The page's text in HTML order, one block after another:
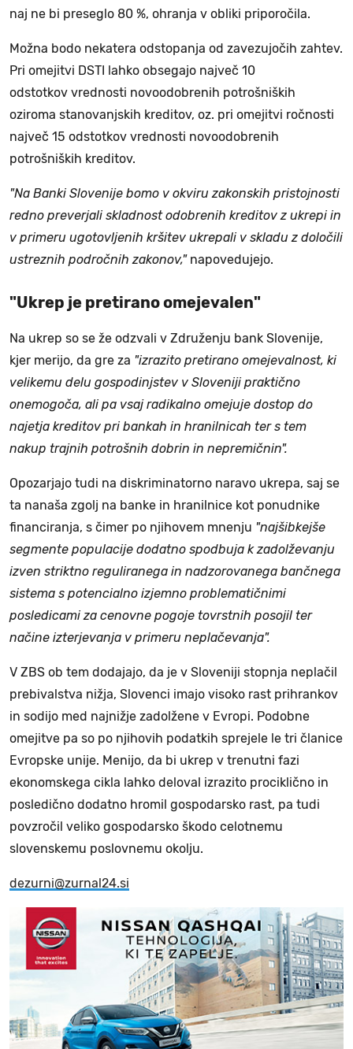
naj ne bi preseglo 80 %, ohranja v obliki priporočila.
Možna bodo nekatera odstopanja od zavezujočih zahtev.
Pri omejitvi DSTI lahko obsegajo največ 10
odstotkov vrednosti novoodobrenih potrošniških
oziroma stanovanjskih kreditov, oz. pri omejitvi ročnosti
največ 15 odstotkov vrednosti novoodobrenih
potrošniških kreditov.
"Na Banki Slovenije bomo v okviru zakonskih pristojnosti
redno preverjali skladnost odobrenih kreditov z ukrepi in
v primeru ugotovljenih kršitev ukrepali v skladu z določili
ustreznih področnih zakonov,"napovedujejo.
"Ukrep je pretirano omejevalen"
Na ukrep so se že odzvali v Združenju bank Slovenije,
kjer merijo, da gre za "izrazito pretirano omejevalnost, ki
velikemu delu gospodinjstev v Sloveniji praktično
onemogoča, ali pa vsaj radikalno omejuje dostop do
najetja kreditov pri bankah in hranilnicah ter s tem
nakup trajnih potrošnih dobrin in nepremičnin".
Opozarjajo tudi na diskriminatorno naravo ukrepa, saj se
ta nanaša zgolj na banke in hranilnice kot ponudnike
financiranja, s čimer po njihovem mnenju "najšibkejše
segmente populacije dodatno spodbuja k zadolževanju
izven striktno reguliranega in nadzorovanega bančnega
sistema s potencialno izjemno problematičnimi
posledicami za cenovne pogoje tovrstnih posojil ter
načine izterjevanja v primeru neplačevanja".
V ZBS ob tem dodajajo, da je v Sloveniji stopnja neplačil
prebivalstva nižja, Slovenci imajo visoko rast prihrankov
in sodijo med najnižje zadolžene v Evropi. Podobne
omejitve pa so po njihovih podatkih sprejele le tri članice
Evropske unije. Menijo, da bi ukrep v trenutni fazi
ekonomskega cikla lahko deloval izrazito prociklično in
posledično dodatno hromil gospodarsko rast, pa tudi
povzročil veliko gospodarsko škodo celotnemu
slovenskemu poslovnemu okolju.
dezurni@zurnal24.si